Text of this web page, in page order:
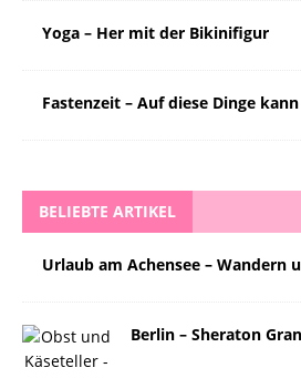
Yoga – Her mit der Bikinifigur
Fastenzeit – Auf diese Dinge
BELIEBTE ARTIKEL
Urlaub am Achensee – Wandern
Berlin – Sheraton